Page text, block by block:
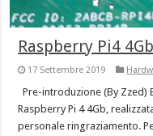
Raspberry Pi4
17 Settembre 2019
Pre-introduzione (By Zzed)
Raspberry Pi 4 4Gb,
personale ringraziamento.